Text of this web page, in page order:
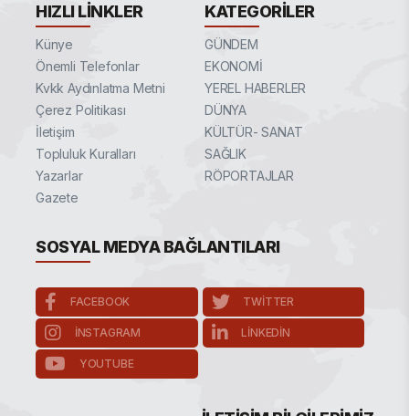
HIZLI LINKLER
Künye
Önemli Telefonlar
Kvkk Aydınlatma Metni
Çerez Politikası
İletişim
Topluluk Kuralları
Yazarlar
Gazete
KATEGORILER
GÜNDEM
EKONOMİ
YEREL HABERLER
DÜNYA
KÜLTÜR- SANAT
SAĞLIK
RÖPORTAJLAR
SOSYAL MEDYA BAĞLANTILARI
FACEBOOK TWITTER
INSTAGRAM LINKEDIN
YOUTUBE